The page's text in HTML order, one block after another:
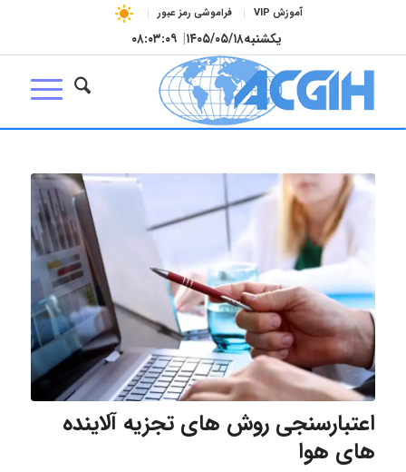
آموزش VIP فراموشی رمز عبور
یکشنبه۱۴۰۵/۰۵/۱۸| ۰۸:۰۳:۱۰
اعتبارسنجی روش های تجزیه آلاینده
های هوا